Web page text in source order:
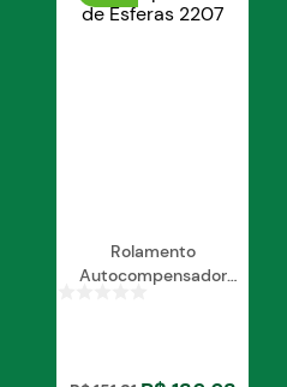
Rolamento
Autocompensador